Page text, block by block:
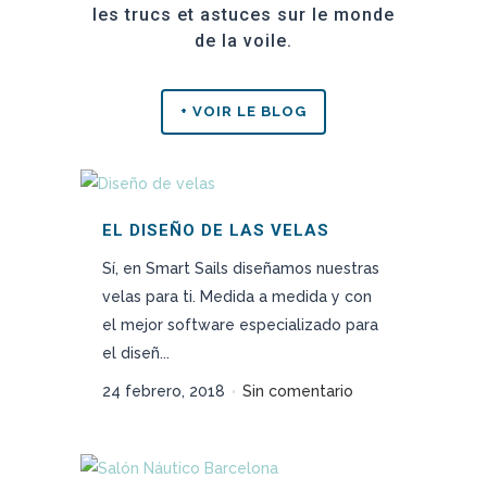
les trucs et astuces sur le monde
de la voile.
+ VOIR LE BLOG
EL DISEÑO DE LAS VELAS
Sí, en Smart Sails diseñamos nuestras
velas para ti. Medida a medida y con
el mejor software especializado para
el diseñ...
24 febrero, 2018 Sin comentario